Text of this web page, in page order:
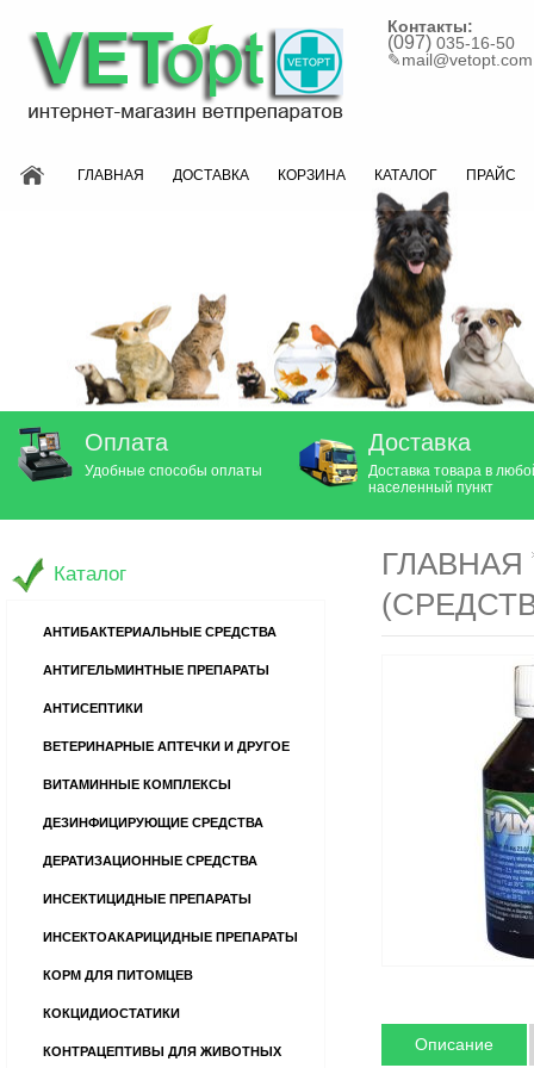
Контакты:
(097) 035-16-50
✎mail@vetopt.com
ГЛАВНАЯ ДОСТАВКА КОРЗИНА КАТАЛОГ ПРАЙС
Оплата
Удобные способы оплаты
Доставка
Доставка товара в
населенный пункт
ГЛАВНАЯ
Описание
Каталог
АНТИБАКТЕРИАЛЬНЫЕ СРЕДСТВА
АНТИГЕЛЬМИНТНЫЕ ПРЕПАРАТЫ
АНТИСЕПТИКИ
ВЕТЕРИНАРНЫЕ АПТЕЧКИ И ДРУГОЕ
ВИТАМИННЫЕ КОМПЛЕКСЫ
ДЕЗИНФИЦИРУЮЩИЕ СРЕДСТВА
ДЕРАТИЗАЦИОННЫЕ СРЕДСТВА
ИНСЕКТИЦИДНЫЕ ПРЕПАРАТЫ
ИНСЕКТОАКАРИЦИДНЫЕ ПРЕПАРАТЫ
КОРМ ДЛЯ ПИТОМЦЕВ
КОКЦИДИОСТАТИКИ
КОНТРАЦЕПТИВЫ ДЛЯ ЖИВОТНЫХ